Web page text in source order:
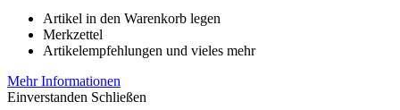
Artikel in den Warenkorb legen
Merkzettel
Artikelempfehlungen und vieles mehr
Mehr Informationen
Einverstanden Schließen